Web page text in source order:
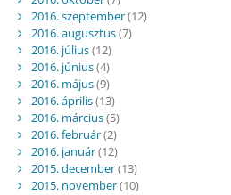
2016. szeptember(12)
2016. augusztus(7)
2016. július(12)
2016. június(4)
2016. május(9)
2016. április(13)
2016. március(5)
2016. február(2)
2016. január(12)
2015. december(13)
2015. november(10)